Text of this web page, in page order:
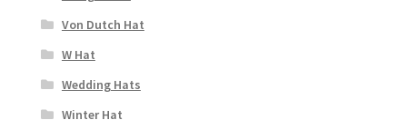
Von Dutch Hat
W Hat
Wedding Hats
Winter Hat